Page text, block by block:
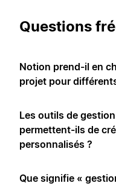
Questions
Notion prend-il en
projet pour
Les outils de
permettent-ils de
personnalisés ?
Que signifie «